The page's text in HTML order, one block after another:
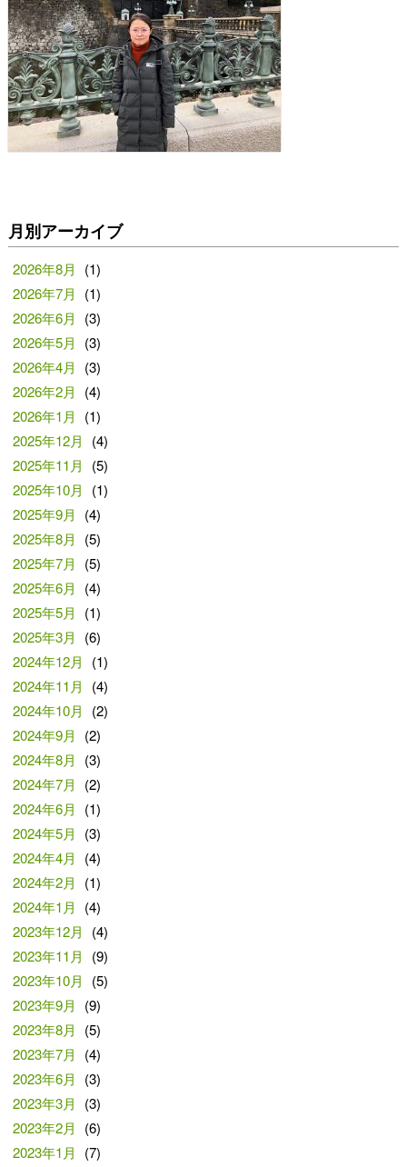
月別アーカイブ
2026年8月
(1)
2026年7月
(1)
2026年6月
(3)
2026年5月
(3)
2026年4月
(3)
2026年2月
(4)
2026年1月
(1)
2025年12月
(4)
2025年11月
(5)
2025年10月
(1)
2025年9月
(4)
2025年8月
(5)
2025年7月
(5)
2025年6月
(4)
2025年5月
(1)
2025年3月
(6)
2024年12月
(1)
2024年11月
(4)
2024年10月
(2)
2024年9月
(2)
2024年8月
(3)
2024年7月
(2)
2024年6月
(1)
2024年5月
(3)
2024年4月
(4)
2024年2月
(1)
2024年1月
(4)
2023年12月
(4)
2023年11月
(9)
2023年10月
(5)
2023年9月
(9)
2023年8月
(5)
2023年7月
(4)
2023年6月
(3)
2023年3月
(3)
2023年2月
(6)
2023年1月
(7)